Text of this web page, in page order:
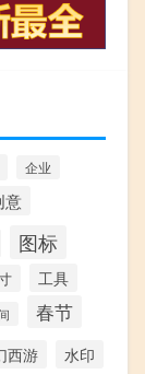
企业
意
图标
工具
春节
西游 水印